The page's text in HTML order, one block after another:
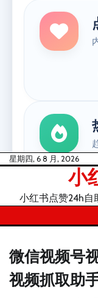
Skip星期四, 6 8 月, 2026
小
小红书点赞24h自
微信视频号
视频抓取助